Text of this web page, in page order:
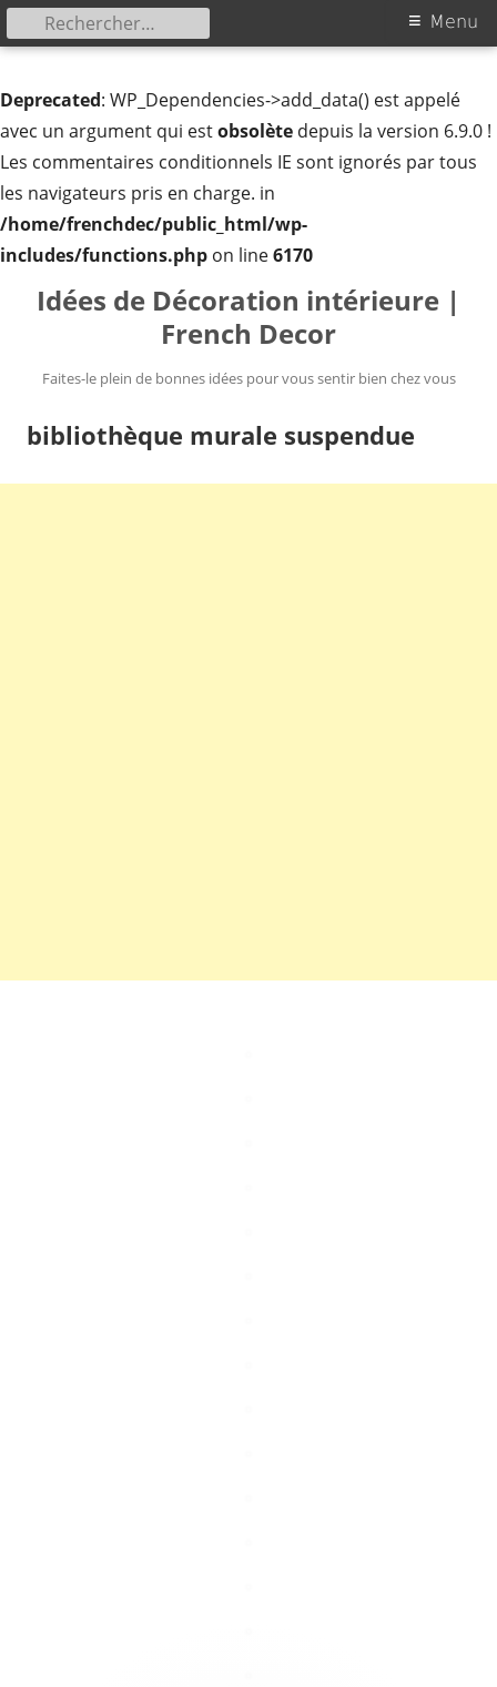
Deprecated: WP_Dependencies->add_data() est appelé
avec un argument qui estobsolète depuis la version 6.9.0 !
Les commentaires conditionnels IE sont ignorés par tous
les navigateurs pris en charge. in
/home/frenchdec/public_html/wp-
includes/functions.php on line6170
Idées de Décoration intérieure |
French Decor
Faites-le plein de bonnes idées pour vous sentir bien chez vous
Menu
Menu
Rechercher :
bibliothèque murale suspendue